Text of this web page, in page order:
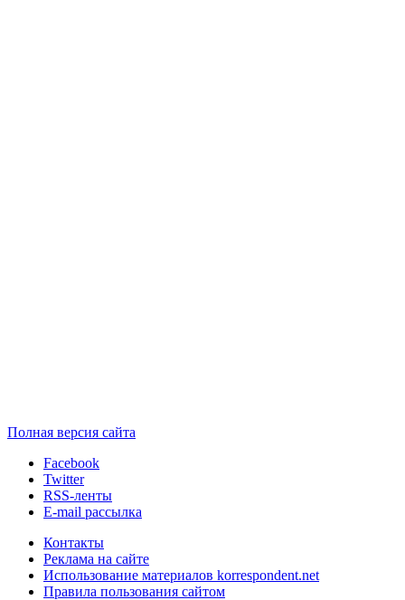
Полная версия сайта
Facebook
Twitter
RSS-ленты
E-mail рассылка
Контакты
Реклама на сайте
Использование материалов korrespondent.net
Правила пользования сайтом